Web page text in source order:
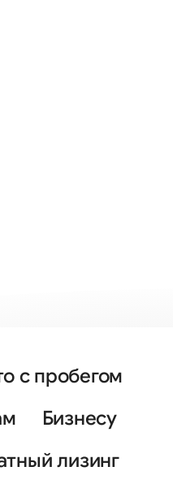
с пробегом
Бизнесу
лизинг